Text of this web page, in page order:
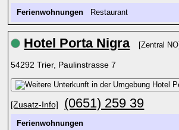
Ferienwohnungen Restaurant
Hotel Porta Nigra [Zentral NO]
54292 Trier, Paulinstrasse 7
[Zusatz-Info] (0651) 259 39
Ferienwohnungen